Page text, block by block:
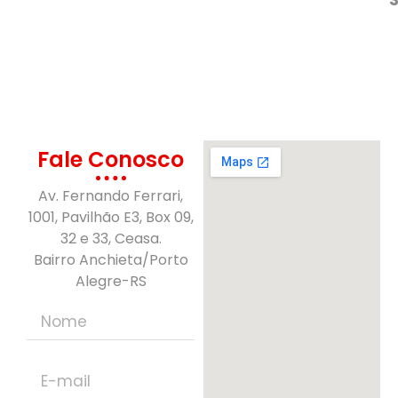
Fale Conosco
Av. Fernando Ferrari,
1001, Pavilhão E3, Box 09,
32 e 33, Ceasa.
Bairro Anchieta/Porto
Alegre-RS